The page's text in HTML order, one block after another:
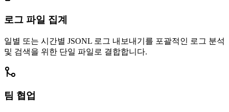
로그 파일 집계
일별 또는 시간별 JSONL 로그 내보내기를 포괄적인 로그 분석
및 검색을 위한 단일 파일로 결합합니다.
팀 협업